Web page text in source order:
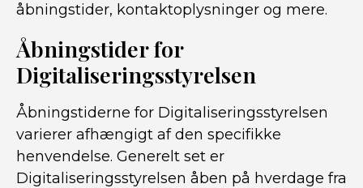
åbningstider, kontaktoplysninger og mere.
Åbningstider for
Digitaliseringsstyrelsen
Åbningstiderne for Digitaliseringsstyrelsen
varierer afhængigt af den specifikke
henvendelse. Generelt set er
Digitaliseringsstyrelsen åben på hverdage fra